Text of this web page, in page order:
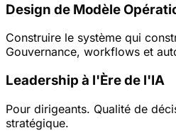
Design de Modèle
Construire le système qui
Gouvernance, workflows et
Leadership à l'Ère de l'IA
Pour dirigeants. Qualité de
stratégique.